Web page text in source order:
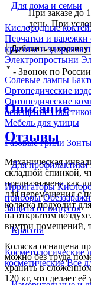
Для дома и семьи
Кислородные
Перчатки и варежки
красоты и здоровья
Электропростыни
Солевые лампы
Ортопедические
Ортопедические
освещение
Мебель для улицы
Газовые грили
Для профилактики
Ирригаторы
приборы
Защита от вирусов
Красота
Косметологические
косметические Все
При заказе до
день. При
Добавить в корзину
* - Звонок по
Описание
Отзывы
Механическая
складной спинкой,
предназначена как
для перемещения с
коляска подходит
на открытом
внутри помещений,
Коляска оснащена
можно без труда
хранить в
120 кг, что делает